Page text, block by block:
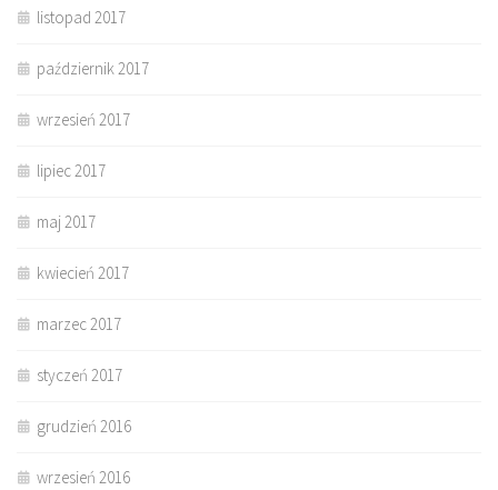
listopad 2017
październik 2017
wrzesień 2017
lipiec 2017
maj 2017
kwiecień 2017
marzec 2017
styczeń 2017
grudzień 2016
wrzesień 2016